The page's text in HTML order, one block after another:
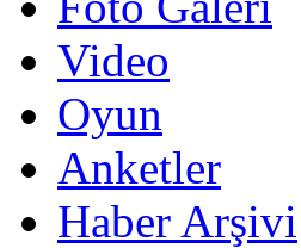
Video
Oyun
Anketler
Haber Arşivi